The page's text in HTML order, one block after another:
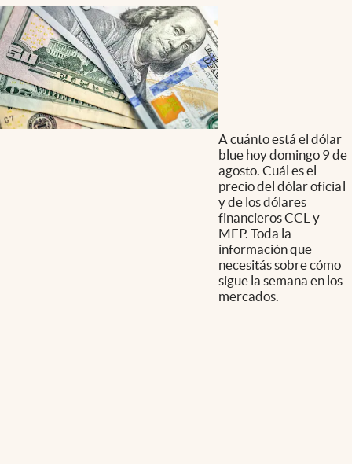
A cuánto está el dólar
blue hoy domingo 9 de
agosto. Cuál es el
precio del dólar oficial
y de los dólares
financieros CCL y
MEP. Toda la
información que
necesitás sobre cómo
sigue la semana en los
mercados.